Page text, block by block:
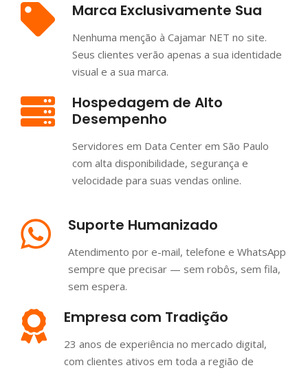
Marca Exclusivamente Sua
Nenhuma menção à Cajamar NET no site.
Seus clientes verão apenas a sua identidade
visual e a sua marca.
Hospedagem de Alto
Desempenho
Servidores em Data Center em São Paulo
com alta disponibilidade, segurança e
velocidade para suas vendas online.
Suporte Humanizado
Atendimento por e-mail, telefone e WhatsApp
sempre que precisar — sem robôs, sem fila,
sem espera.
Empresa com Tradição
23 anos de experiência no mercado digital,
com clientes ativos em toda a região de